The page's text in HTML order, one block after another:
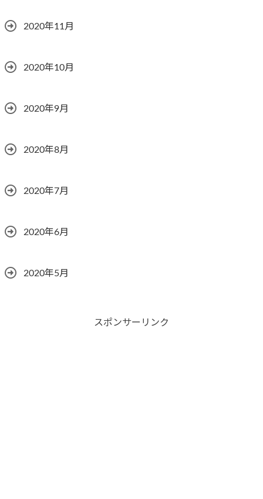
2020年11月
2020年10月
2020年9月
2020年8月
2020年7月
2020年6月
2020年5月
スポンサーリンク